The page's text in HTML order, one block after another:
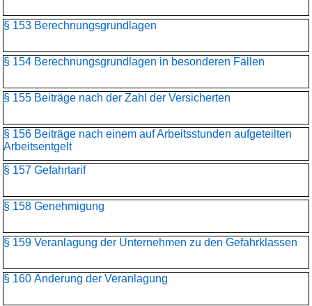
§ 153 Berechnungsgrundlagen
§ 154 Berechnungsgrundlagen in besonderen Fällen
§ 155 Beiträge nach der Zahl der Versicherten
§ 156 Beiträge nach einem auf Arbeitsstunden aufgeteilten
Arbeitsentgelt
§ 157 Gefahrtarif
§ 158 Genehmigung
§ 159 Veranlagung der Unternehmen zu den Gefahrklassen
§ 160 Änderung der Veranlagung